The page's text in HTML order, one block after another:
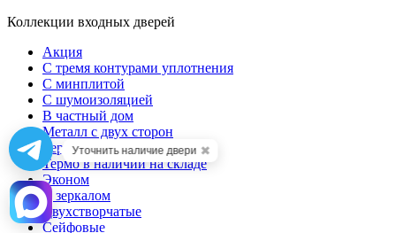
Коллекции входных дверей
Акция
С тремя контурами уплотнения
С минплитой
С шумоизоляцией
В частный дом
Металл с двух сторон
Термодвери
Термо в наличии на складе
Эконом
С зеркалом
Двухстворчатые
Сейфовые
Уточнить наличие двери ✖